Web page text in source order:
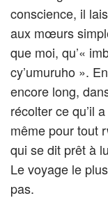
conscience, il
aux mœurs
que moi, qu’«
cy’umuruho ».
encore long,
récolter ce qu’il
même pour tout
qui se dit prêt à
Le voyage le
pas.